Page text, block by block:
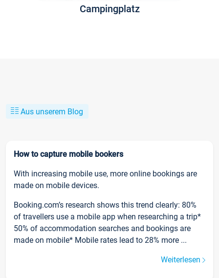
Campingplatz
Aus unserem Blog
How to capture mobile bookers
With increasing mobile use, more online bookings are
made on mobile devices.
Booking.com’s research shows this trend clearly: 80%
of travellers use a mobile app when researching a trip*
50% of accommodation searches and bookings are
made on mobile* Mobile rates lead to 28% more ...
Weiterlesen